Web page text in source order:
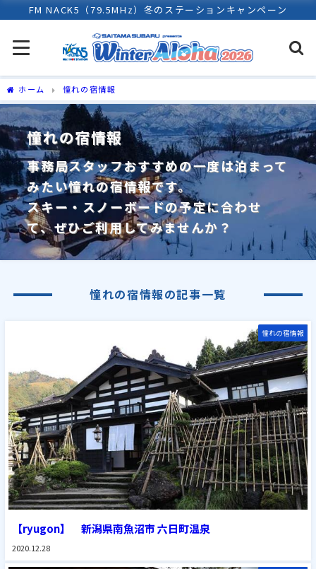
FM NACK5（79.5MHz）冬のステーションキャンペーン
ホーム 憧れの宿情報
憧れの宿情報
事務局スタッフおすすめの一度は泊まって
みたい憧れの宿情報です。
スキー・スノーボードの予定に合わせ
て、ぜひご利用してみませんか？
憧れの宿情報の記事一覧
憧れの宿情報
【ryugon】 新潟県南魚沼市 六日町温泉
2020.12.28